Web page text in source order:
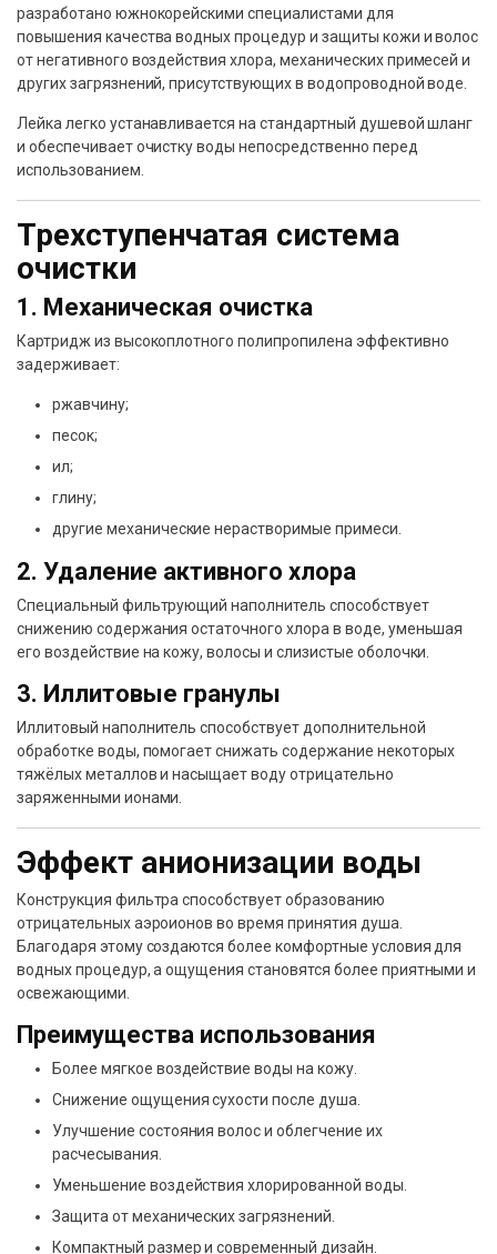
разработано южнокорейскими специалистами для
повышения качества водных процедур и защиты кожи и волос
от негативного воздействия хлора, механических примесей и
других загрязнений, присутствующих в водопроводной воде.
Лейка легко устанавливается на стандартный душевой шланг
и обеспечивает очистку воды непосредственно перед
использованием.
Трехступенчатая система
очистки
1. Механическая очистка
Картридж из высокоплотного полипропилена эффективно
задерживает:
ржавчину;
песок;
ил;
глину;
другие механические нерастворимые примеси.
2. Удаление активного хлора
Специальный фильтрующий наполнитель способствует
снижению содержания остаточного хлора в воде, уменьшая
его воздействие на кожу, волосы и слизистые оболочки.
3. Иллитовые гранулы
Иллитовый наполнитель способствует дополнительной
обработке воды, помогает снижать содержание некоторых
тяжёлых металлов и насыщает воду отрицательно
заряженными ионами.
Эффект анионизации воды
Конструкция фильтра способствует образованию
отрицательных аэроионов во время принятия душа.
Благодаря этому создаются более комфортные условия для
водных процедур, а ощущения становятся более приятными и
освежающими.
Преимущества использования
Более мягкое воздействие воды на кожу.
Снижение ощущения сухости после душа.
Улучшение состояния волос и облегчение их
расчесывания.
Уменьшение воздействия хлорированной воды.
Защита от механических загрязнений.
Компактный размер и современный дизайн.